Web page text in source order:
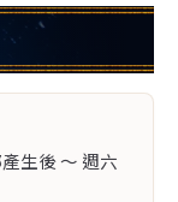
生後 ～ 週六